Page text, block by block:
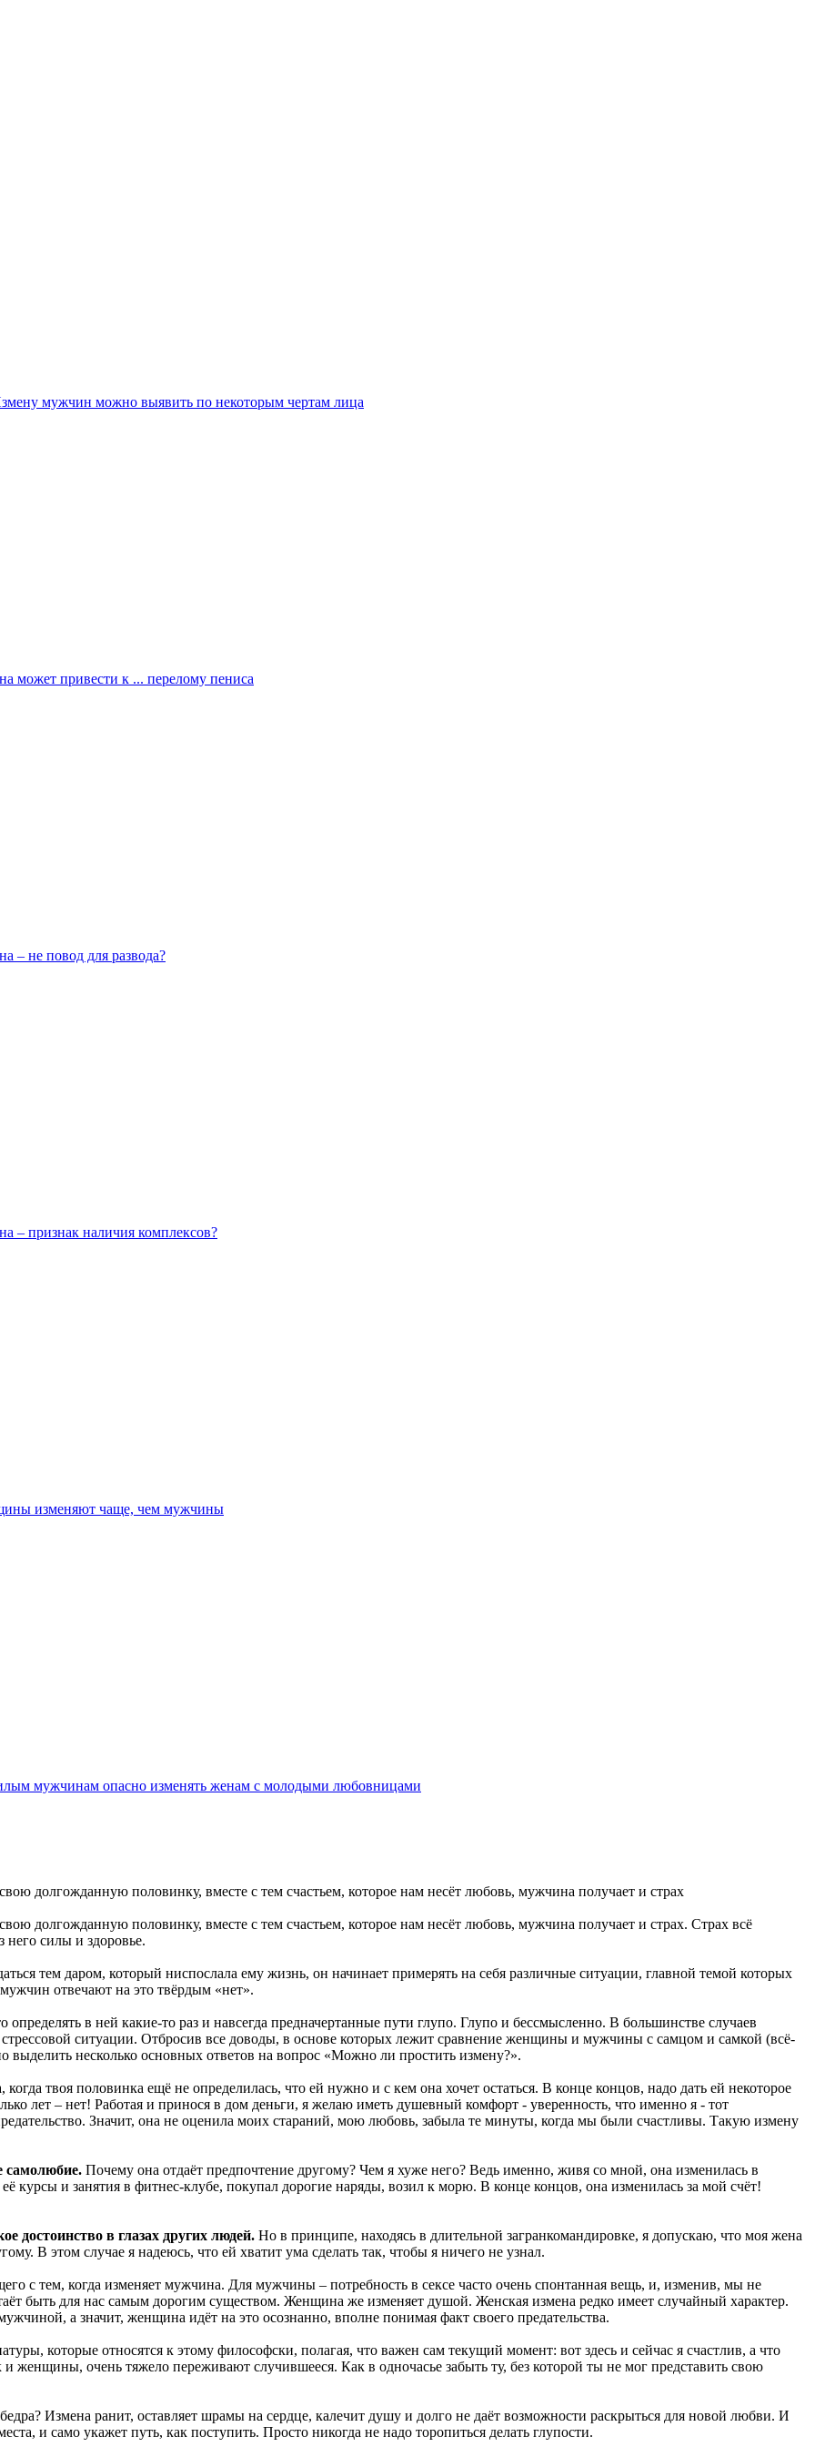
мужчин можно выявить по некоторым чертам лица
может привести к ... перелому пениса
– не повод для развода?
– признак наличия комплексов?
изменяют чаще, чем мужчины
мужчинам опасно изменять женам с молодыми любовницами
долгожданную половинку, вместе с тем счастьем, которое нам несёт любовь, мужчина получает и страх
долгожданную половинку, вместе с тем счастьем, которое нам несёт любовь, мужчина получает и страх. Страх всё
него силы и здоровье.
тем даром, который ниспослала ему жизнь, он начинает примерять на себя различные ситуации, главной темой которых
отвечают на это твёрдым «нет».
в ней какие-то раз и навсегда предначертанные пути глупо. Глупо и бессмысленно. В большинстве случаев
стрессовой ситуации. Отбросив все доводы, в основе которых лежит сравнение женщины и мужчины с самцом и самкой (всё-
несколько основных ответов на вопрос «Можно ли простить измену?».
когда твоя половинка ещё не определилась, что ей нужно и с кем она хочет остаться. В конце концов, надо дать ей некоторое
лет – нет! Работая и принося в дом деньги, я желаю иметь душевный комфорт - уверенность, что именно я - тот
Значит, она не оценила моих стараний, мою любовь, забыла те минуты, когда мы были счастливы. Такую измену
самолюбие. Почему она отдаёт предпочтение другому? Чем я хуже него? Ведь именно, живя со мной, она изменилась в
курсы и занятия в фитнес-клубе, покупал дорогие наряды, возил к морю. В конце концов, она изменилась за мой счёт!
достоинство в глазах других людей. Но в принципе, находясь в длительной загранкомандировке, я допускаю, что моя жена
В этом случае я надеюсь, что ей хватит ума сделать так, чтобы я ничего не узнал.
с тем, когда изменяет мужчина. Для мужчины – потребность в сексе часто очень спонтанная вещь, и, изменив, мы не
быть для нас самым дорогим существом. Женщина же изменяет душой. Женская измена редко имеет случайный характер.
а значит, женщина идёт на это осознанно, вполне понимая факт своего предательства.
которые относятся к этому философски, полагая, что важен сам текущий момент: вот здесь и сейчас я счастлив, а что
очень тяжело переживают случившееся. Как в одночасье забыть ту, без которой ты не мог представить свою
Измена ранит, оставляет шрамы на сердце, калечит душу и долго не даёт возможности раскрыться для новой любви. И
и само укажет путь, как поступить. Просто никогда не надо торопиться делать глупости.